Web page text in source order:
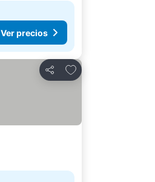
Ver precios
Compartir
Agregar a favoritos